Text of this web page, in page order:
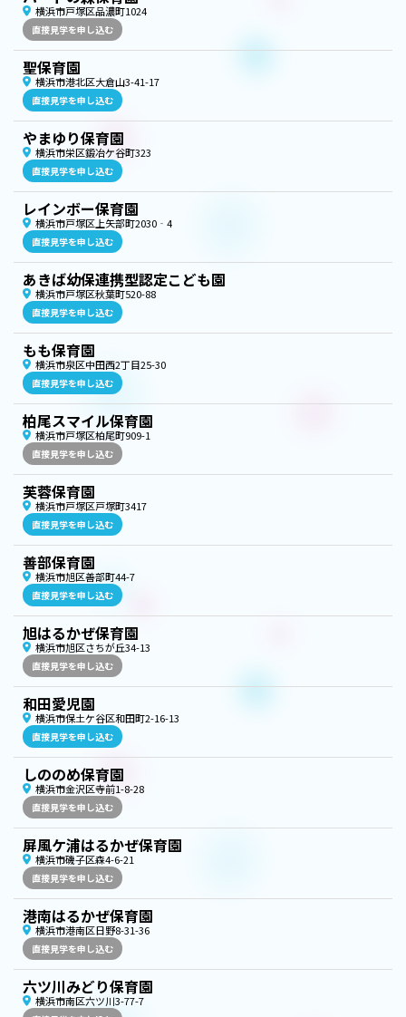
横浜市戸塚区品濃町1024
直接見学を申し込む
聖保育園
横浜市港北区大倉山3-41-17
直接見学を申し込む
やまゆり保育園
横浜市栄区鍛冶ケ谷町323
直接見学を申し込む
レインボー保育園
横浜市戸塚区上矢部町2030‐4
直接見学を申し込む
あきば幼保連携型認定こども園
横浜市戸塚区秋葉町520-88
直接見学を申し込む
もも保育園
横浜市泉区中田西2丁目25-30
直接見学を申し込む
柏尾スマイル保育園
横浜市戸塚区柏尾町909-1
直接見学を申し込む
芙蓉保育園
横浜市戸塚区戸塚町3417
直接見学を申し込む
善部保育園
横浜市旭区善部町44-7
直接見学を申し込む
旭はるかぜ保育園
横浜市旭区さちが丘34-13
直接見学を申し込む
和田愛児園
横浜市保土ケ谷区和田町2-16-13
直接見学を申し込む
しののめ保育園
横浜市金沢区寺前1-8-28
直接見学を申し込む
屏風ケ浦はるかぜ保育園
横浜市磯子区森4-6-21
直接見学を申し込む
港南はるかぜ保育園
横浜市港南区日野8-31-36
直接見学を申し込む
六ツ川みどり保育園
横浜市南区六ツ川3-77-7